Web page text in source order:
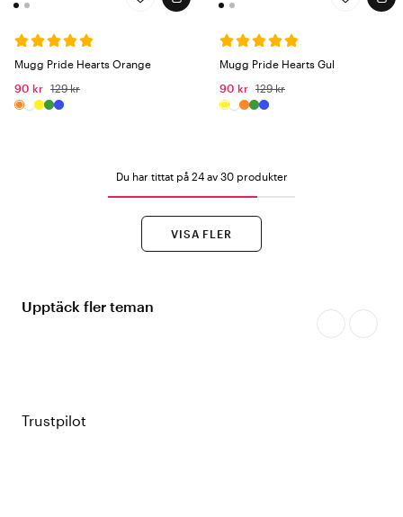
Mugg Pride Hearts Orange
90 kr 129 kr
Mugg Pride Hearts Gul
90 kr 129 kr
Du har tittat på 24 av 30 produkter
VISA FLER
Upptäck fler teman
Trustpilot